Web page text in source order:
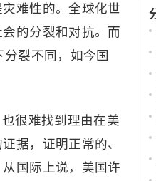
难性的。全球化世
的分裂和对抗。而
裂不同，如今国
很难找到理由在美
据，证明正常的、
国际上说，美国许